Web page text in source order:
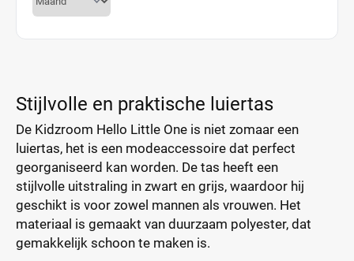
Stijlvolle en praktische luiertas
De Kidzroom Hello Little One is niet zomaar een
luiertas, het is een modeaccessoire dat perfect
georganiseerd kan worden. De tas heeft een
stijlvolle uitstraling in zwart en grijs, waardoor hij
geschikt is voor zowel mannen als vrouwen. Het
materiaal is gemaakt van duurzaam polyester, dat
gemakkelijk schoon te maken is.